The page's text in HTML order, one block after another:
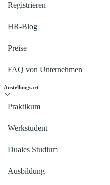
Registrieren
HR-Blog
Preise
FAQ von Unternehmen
Anstellungsart
Praktikum
Werkstudent
Duales Studium
Ausbildung